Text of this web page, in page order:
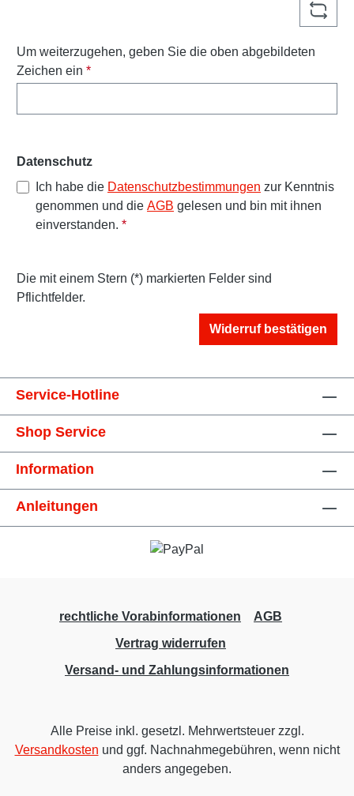
Um weiterzugehen, geben Sie die oben abgebildeten
Zeichen ein *
Datenschutz
Ich habe die Datenschutzbestimmungen zur Kenntnis
genommen und die AGB gelesen und bin mit ihnen
einverstanden. *
Die mit einem Stern (*) markierten Felder sind
Pflichtfelder.
Widerruf bestätigen
Service-Hotline
Shop Service
Information
Anleitungen
rechtliche Vorabinformationen
AGB
Vertrag widerrufen
Versand- und Zahlungsinformationen
Alle Preise inkl. gesetzl. Mehrwertsteuer zzgl.
Versandkosten und ggf. Nachnahmegebühren, wenn nicht
anders angegeben.